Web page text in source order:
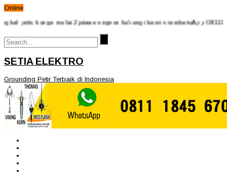
Online
harga mulai 2jutaan segera hubungi kami via whatsApp
SETIA ELEKTRO
Grounding Petir Terbaik di Indonesia